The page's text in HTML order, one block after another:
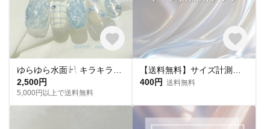
2,500円
5,000円以上で送料無料
400円 送料無料